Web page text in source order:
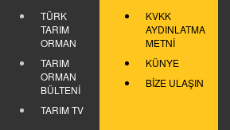
TÜRK
TARIM
ORMAN
TARIM
ORMAN
BÜLTENİ
TARIM TV
KVKK
AYDINLATMA
METNİ
KÜNYE
BİZE ULAŞIN